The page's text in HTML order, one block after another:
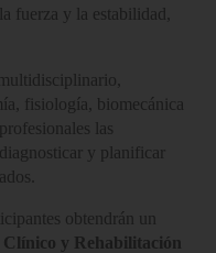
fuerza y la estabilidad,
fisiología, biomecánica
las
y planificar
obtendrán un
y Rehabilitación